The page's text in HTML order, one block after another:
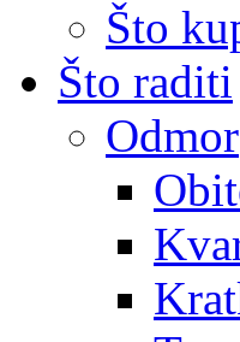
Što
Što raditi
Odmor